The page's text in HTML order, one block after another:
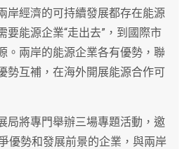
岸經濟的可持續發展都存在能源
要能源企業“走出去”，到國際市
。兩岸的能源企業各有優勢，聯
勢互補，在海外開展能源合作可
局將專門舉辦三場專題活動，邀
優勢和發展前景的企業，與兩岸